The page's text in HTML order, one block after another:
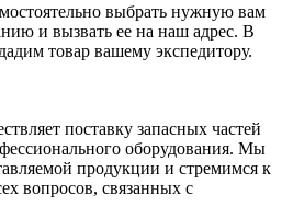
выбрать нужную вам
и вызвать ее на наш адрес. В
товар вашему экспедитору.
поставку запасных частей
оборудования. Мы
продукции и стремимся к
вопросов, связанных с